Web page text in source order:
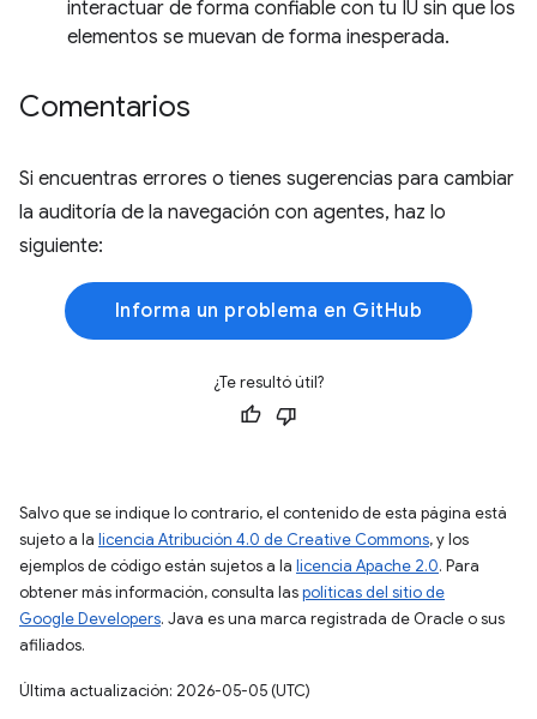
interactuar de forma confiable con tu IU sin que los
elementos se muevan de forma inesperada.
Comentarios
Si encuentras errores o tienes sugerencias para cambiar
la auditoría de la navegación con agentes, haz lo
siguiente:
Informa un problema en GitHub
¿Te resultó útil?
Salvo que se indique lo contrario, el contenido de esta página está
sujeto a la licencia Atribución 4.0 de Creative Commons, y los
ejemplos de código están sujetos a la licencia Apache 2.0. Para
obtener más información, consulta laspolíticas del sitio de
Google Developers. Java es una marca registrada de Oracle o sus
afiliados.
Última actualización: 2026-05-05 (UTC)